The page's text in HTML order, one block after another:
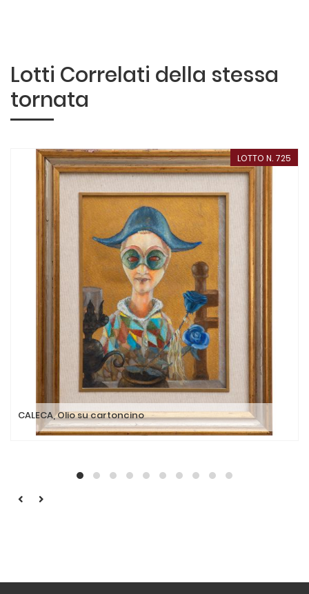
Lotti Correlati della stessa
tornata
LOTTO N. 725
CALECA, Olio su cartoncino